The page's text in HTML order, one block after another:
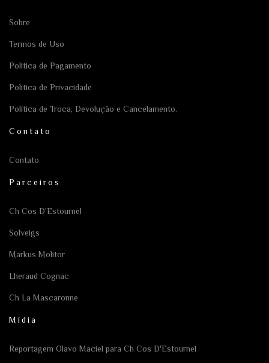
Sobre
Termos de Uso
Política de Pagamento
Política de Privacidade
Política de Troca, Devolução e Cancelamento.
Contato
Contato
Parceiros
Ch Cos D'Estournel
Solveigs
Markus Molitor
Lheraud Cognac
Ch La Mascaronne
Mídia
Reportagem Olavo Maciel para Ch Cos D'Estournel